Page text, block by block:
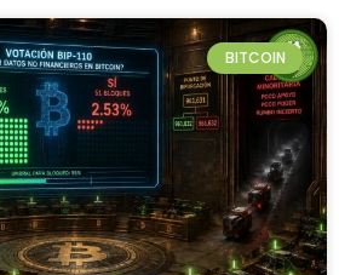
BITCOIN